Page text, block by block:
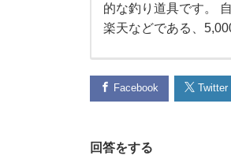
道
具
に
つ
的な釣り道具です。
楽天などである、
Facebook Twitter
回答をする